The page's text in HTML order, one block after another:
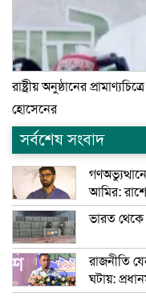
রাষ্ট্রীয় অনুষ্ঠানের
হোসেনের
সর্বশেষ সংবাদ
আমির:
ভারত
রাজনীতি
ঘটায়: